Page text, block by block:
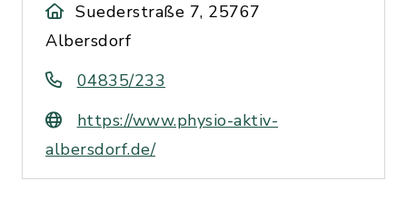
Suederstraße 7, 25767
Albersdorf
04835/233
https://www.physio-aktiv-
albersdorf.de/